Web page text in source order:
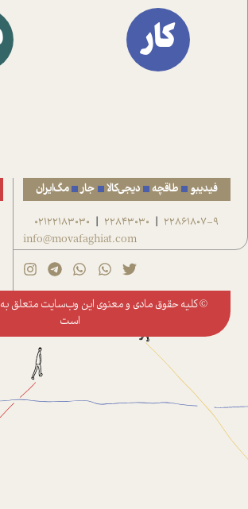
کار
فیدیبو طاقچه دیجی‌کالا جار مگ‌ایران
22861807-9
|
22843030
|
02122183030
info@movafaghiat.com
© کلیه حقوق مادی و معنوی این وب‌سایت متعلق به
است